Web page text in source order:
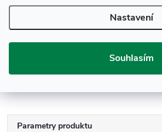
Nastavení
Souhlasím
Ročníkové víno 1978
Hladina v láhvi: TS (nejvyšší ramena)
Stav etikety: lehce zašpiněná (viz. obrázek)
Parametry produktu